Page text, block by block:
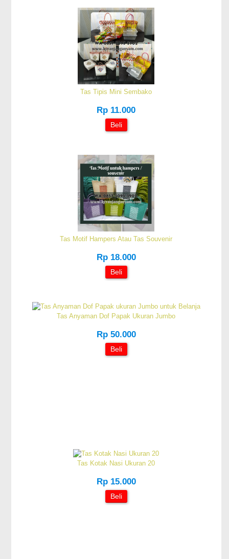
Tas Tipis Mini Sembako
Rp 11.000
Beli
Tas Motif Hampers Atau Tas Souvenir
Rp 18.000
Beli
Tas Anyaman Dof Papak Ukuran Jumbo
Rp 50.000
Beli
Tas Kotak Nasi Ukuran 20
Rp 15.000
Beli